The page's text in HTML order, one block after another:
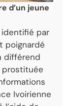
d’un jeune
identifié par
poignardé
différend
prostituée
Ivoirienne